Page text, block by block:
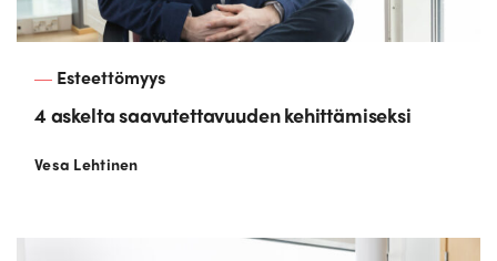
Esteettömyys
4 askelta saavutettavuuden kehittämiseksi
Vesa Lehtinen